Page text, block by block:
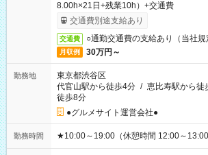
8.00h×21日+残業10h）+交通費
交通費別途支給あり
交通費 ○通勤交通費の支給あり（当社規
月収例 30万円～
勤務地
東京都渋谷区
代官山駅から徒歩4分 / 恵比寿駅から徒
徒歩8分
●グルメサイト運営会社●
勤務時間 ★10:00～19:00（休憩時間 12:00～13:00